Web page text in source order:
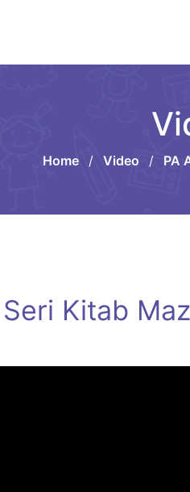
Home / Video / PA
Seri Kitab